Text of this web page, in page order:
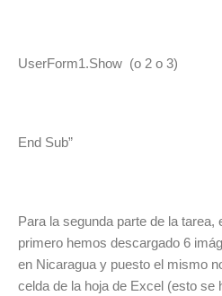
UserForm1.Show (o 2 o 3)
End Sub”
Para la segunda parte de la tarea,
primero hemos descargado 6
en Nicaragua y puesto el mismo
celda de la hoja de Excel (esto se